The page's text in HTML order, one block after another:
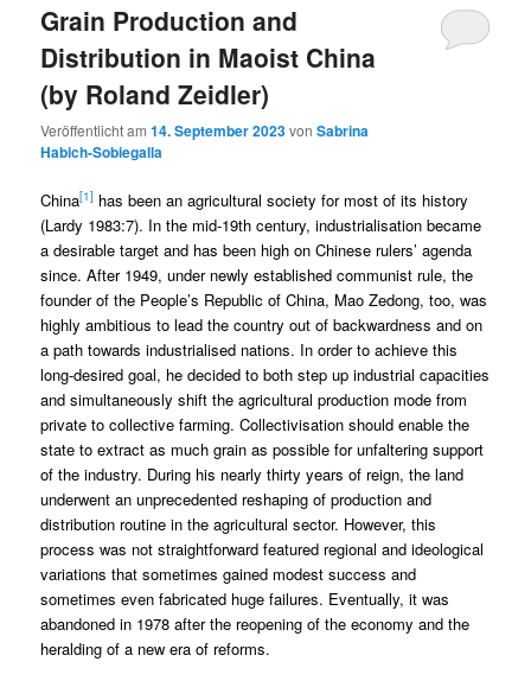
Grain Production and
Distribution in Maoist China
(by Roland Zeidler)
Veröffentlicht am14. September 2023vonSabrina
Habich-Sobiegalla
China[1] has been an agricultural society for most of its history
(Lardy 1983:7). In the mid-19th century, industrialisation became
a desirable target and has been high on Chinese rulers’ agenda
since. After 1949, under newly established communist rule, the
founder of the People’s Republic of China, Mao Zedong, too, was
highly ambitious to lead the country out of backwardness and on
a path towards industrialised nations. In order to achieve this
long-desired goal, he decided to both step up industrial capacities
and simultaneously shift the agricultural production mode from
private to collective farming. Collectivisation should enable the
state to extract as much grain as possible for unfaltering support
of the industry. During his nearly thirty years of reign, the land
underwent an unprecedented reshaping of production and
distribution routine in the agricultural sector. However, this
process was not straightforward featured regional and ideological
variations that sometimes gained modest success and
sometimes even fabricated huge failures. Eventually, it was
abandoned in 1978 after the reopening of the economy and the
heralding of a new era of reforms.